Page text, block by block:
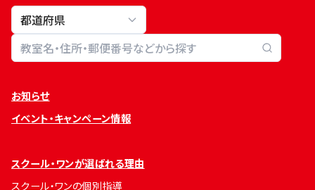
教室検索
お知らせ
イベント・キャンペーン情報
スクール・ワンが選ばれる理由
スクール・ワンの個別指導